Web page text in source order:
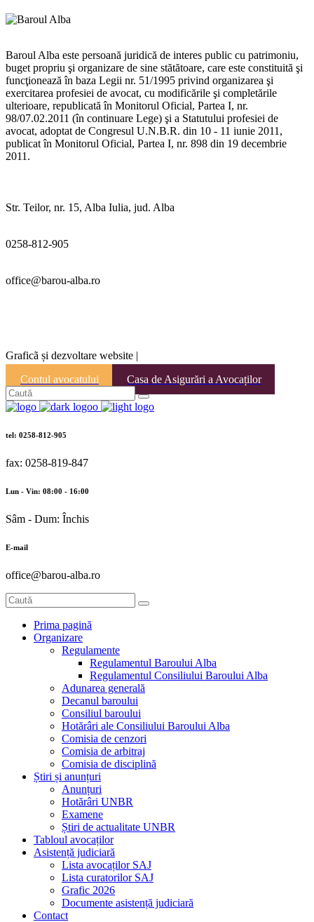
Baroul Alba este persoană juridică de interes public cu patrimoniu,
buget propriu şi organizare de sine stătătoare, care este constituită şi
funcţionează în baza Legii nr. 51/1995 privind organizarea şi
exercitarea profesiei de avocat, cu modificările şi completările
ulterioare, republicată în Monitorul Oficial, Partea I, nr.
98/07.02.2011 (în continuare Lege) şi a Statutului profesiei de
avocat, adoptat de Congresul U.N.B.R. din 10 - 11 iunie 2011,
publicat în Monitorul Oficial, Partea I, nr. 898 din 19 decembrie
2011.
Str. Teilor, nr. 15, Alba Iulia, jud. Alba
0258-812-905
office@barou-alba.ro
Graficã și dezvoltare website |
Contul avocatului
Casa de Asigurări a Avocaților
tel: 0258-812-905
fax: 0258-819-847
Lun - Vin: 08:00 - 16:00
Sâm - Dum: Închis
E-mail
office@barou-alba.ro
Prima pagină
Organizare
Regulamente
Regulamentul Baroului Alba
Regulamentul Consiliului Baroului Alba
Adunarea generală
Decanul baroului
Consiliul baroului
Hotărâri ale Consiliului Baroului Alba
Comisia de cenzori
Comisia de arbitraj
Comisia de disciplină
Știri și anunțuri
Anunțuri
Hotărâri UNBR
Examene
Știri de actualitate UNBR
Tabloul avocaților
Asistență judiciară
Lista avocaților SAJ
Lista curatorilor SAJ
Grafic 2026
Documente asistență judiciară
Contact